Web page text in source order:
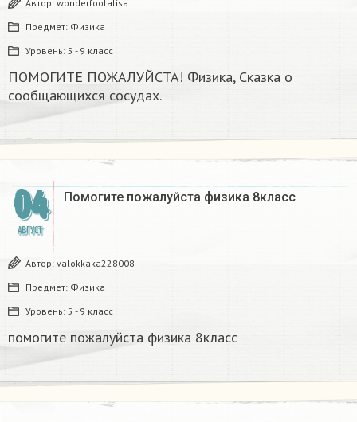
Автор: wonderfoolalisa
Предмет: Физика
Уровень: 5 - 9 класс
ПОМОГИТЕ ПОЖАЛУЙСТА! Физика, Сказка о
сообщающихся сосудах.
04
АВГУСТ
Помогите пожалуйста физика 8класс​
Автор: valokkaka228008
Предмет: Физика
Уровень: 5 - 9 класс
помогите пожалуйста физика 8класс​